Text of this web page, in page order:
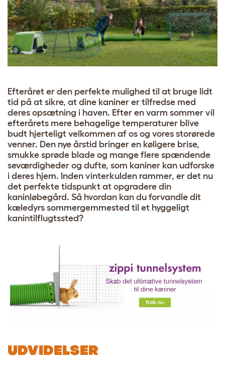
Efteråret er den perfekte mulighed til at bruge lidt
tid på at sikre, at dine kaniner er tilfredse med
deres opsætning i haven. Efter en varm sommer vil
efterårets mere behagelige temperaturer blive
budt hjerteligt velkommen af ​​os og vores storørede
venner. Den nye årstid bringer en køligere brise,
smukke sprøde blade og mange flere spændende
seværdigheder og dufte, som kaniner kan udforske
i deres hjem. Inden vinterkulden rammer, er det nu
det perfekte tidspunkt at opgradere din
kaninløbegård. Så hvordan kan du forvandle dit
kæledyrs sommergemmested til et hyggeligt
kanintilflugtssted?
UDVIDELSER